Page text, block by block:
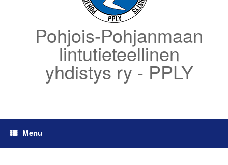
Pohjois-Pohjanmaan
lintutieteellinen
yhdistys ry - PPLY
Menu